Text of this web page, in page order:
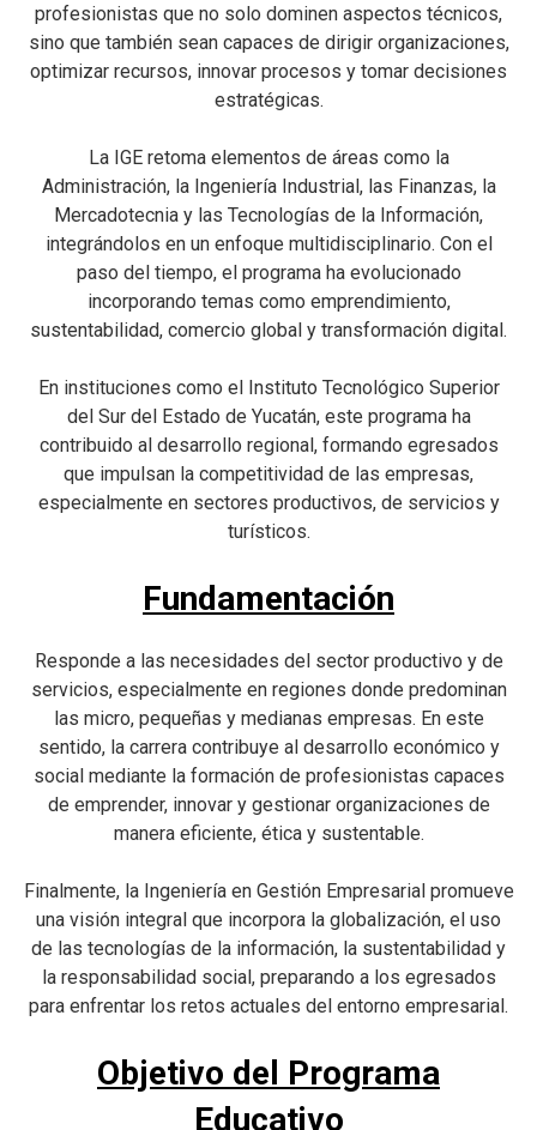
profesionistas que no solo dominen aspectos técnicos,
sino que también sean capaces de dirigir organizaciones,
optimizar recursos, innovar procesos y tomar decisiones
estratégicas.
La IGE retoma elementos de áreas como la
Administración, la Ingeniería Industrial, las Finanzas, la
Mercadotecnia y las Tecnologías de la Información,
integrándolos en un enfoque multidisciplinario. Con el
paso del tiempo, el programa ha evolucionado
incorporando temas como emprendimiento,
sustentabilidad, comercio global y transformación digital.
En instituciones como el Instituto Tecnológico Superior
del Sur del Estado de Yucatán, este programa ha
contribuido al desarrollo regional, formando egresados
que impulsan la competitividad de las empresas,
especialmente en sectores productivos, de servicios y
turísticos.
Fundamentación
Responde a las necesidades del sector productivo y de
servicios, especialmente en regiones donde predominan
las micro, pequeñas y medianas empresas. En este
sentido, la carrera contribuye al desarrollo económico y
social mediante la formación de profesionistas capaces
de emprender, innovar y gestionar organizaciones de
manera eficiente, ética y sustentable.
Finalmente, la Ingeniería en Gestión Empresarial promueve
una visión integral que incorpora la globalización, el uso
de las tecnologías de la información, la sustentabilidad y
la responsabilidad social, preparando a los egresados
para enfrentar los retos actuales del entorno empresarial.
Objetivo del Programa
Educativo